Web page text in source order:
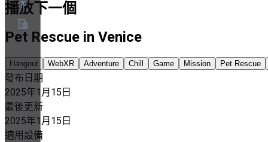
合作夥伴計畫
服務條款
隱私權政策
Cookie政策
Cookie設定
安全與隱私白皮書
播放下一個
Pet Rescue in Venice
Hangout WebXR Adventure Chill Game Mission Pet Rescue
發布日期
2025年1月15日
最後更新
2025年1月15日
適用設備